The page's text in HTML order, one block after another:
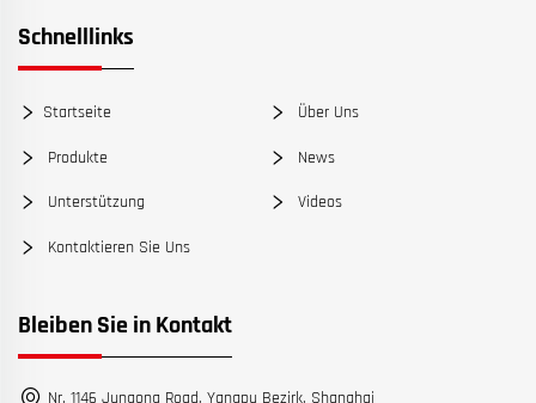
Schnelllinks
Startseite Über Uns
Produkte News
Unterstützung Videos
Kontaktieren Sie Uns
Bleiben Sie in Kontakt
Nr. 1146 Jungong Road, Yangpu Bezirk, Shanghai